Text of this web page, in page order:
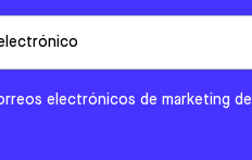
electrónicos de marketing de